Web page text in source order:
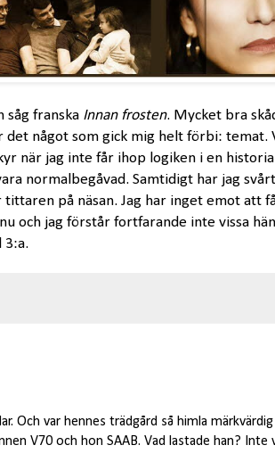
såg franska Innan frosten. Mycket bra
något som gick mig helt förbi: temat.
när jag inte får ihop logiken i en
normalbegåvad. Samtidigt har jag
tittaren på näsan. Jag har inget emot att
och jag förstår fortfarande inte vissa
3:a.
Och var hennes trädgård så himla
V70 och hon SAAB. Vad lastade han? Inte